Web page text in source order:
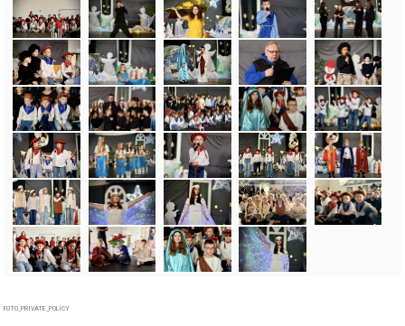
FOTO_PRIVATE_POLICY